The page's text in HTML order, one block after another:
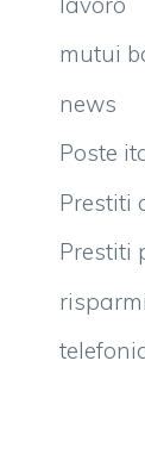
mutui
news
Poste
Prestiti
Prestiti